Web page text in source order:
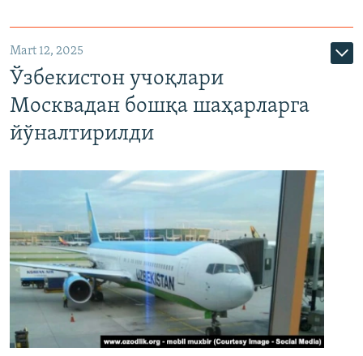
Mart 12, 2025
Ўзбекистон учоқлари
Москвадан бошқа шаҳарларга
йўналтирилди